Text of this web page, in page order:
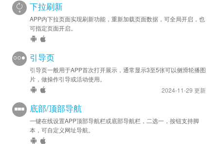
2022-06-23
安卓新增 - 已支持填写协议与隐私链接，以实现APP内跟线上的
协议、隐私内容保持一致。
苹果新增 - 已支持填写协议与隐私链接，以实现APP内跟线上的
协议、隐私内容保持一致。
2021-12-23
默认退出App，不同意时如需继续运行应用，请取消勾选退出选
2021-12-22
下拉刷新
APP内下拉页面实现刷新功能，重新加载页面数据，可全局开启，也
可指定页面开启。
引导页
引导页一般用于APP首次打开展示，通常显示3至5张可以侧滑轮播图
片，做操作引导或活动使用。
2024-11-29 更新
底部/顶部导航
一键在线设置APP顶部导航栏或底部导航栏，二选一，按钮支持脚
本，可自定义网址导航。